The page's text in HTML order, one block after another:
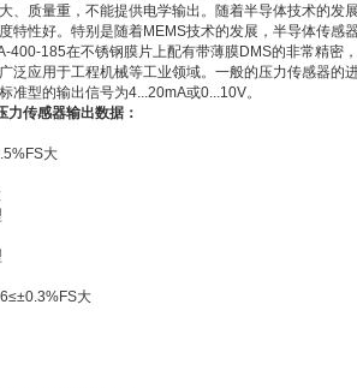
、质量重，不能提供电学输出。随着半导体技术的发
特性好。特别是随着MEMS技术的发展，半导体传感
400-185在不锈钢膜片上配有带薄膜DMS的非常精密
泛应用于工程机械等工业领域。一般的压力传感器的
准型的输出信号为4...20mA或0...10V。
力传感器输出数据：
大
大